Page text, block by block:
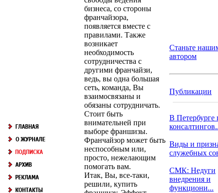
бизнеса, со стороны
франчайзора,
появляется вместе с
правилами. Также
возникает
необходимость
сотрудничества с
другими франчайзи,
ведь, вы одна большая
сеть, команда, Вы
взаимосвязаны и
обязаны сотрудничать.
Стоит быть
внимательней при
выборе франшизы.
Франчайзор может быть
неспособным или,
просто, нежелающим
помогать вам.
Итак, Вы, все-таки,
решили, купить
Станьте
автором
Публикации
В Петербурге
Виды и
служебных
СМК: Недуги
внедрения и
функциони...